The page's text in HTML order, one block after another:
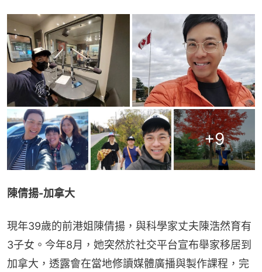
+9
陳倩揚-加拿大
現年39歲的前港姐陳倩揚，與科學家丈夫陳浩然育有
3子女。今年8月，她突然於社交平台宣布舉家移居到
加拿大，透露會在當地修讀媒體廣播與製作課程，完